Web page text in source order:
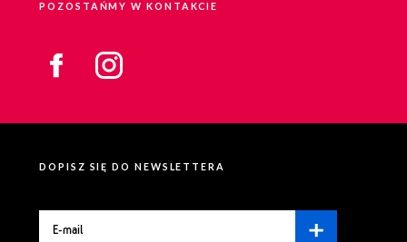
POZOSTAŃMY W KONTAKCIE
DOPISZ SIĘ DO NEWSLETTERA